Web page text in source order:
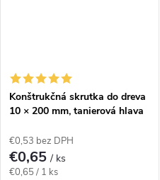
Konštrukčná skrutka do dreva
10 × 200 mm, tanierová hlava
€0,53 bez DPH
€0,65/ ks
Jednotková
€0,65 / 1 ks